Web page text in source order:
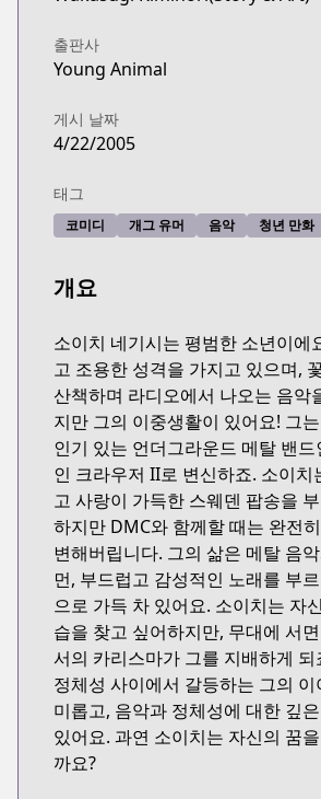
출판사
Young Animal
게시 날짜
4/22/2005
태그
코미디 개그 유머 음악 청년 만화
개요
소이치 네기시는 평범한 소년이에
고 조용한 성격을 가지고 있으며,
산책하며 라디오에서 나오는 음악
지만 그의 이중생활이 있어요! 그
인기 있는 언더그라운드 메탈 밴
인 크라우저 II로 변신하죠. 소이치
고 사랑이 가득한 스웨덴 팝송을
하지만 DMC와 함께할 때는 완전
변해버립니다. 그의 삶은 메탈 음
먼, 부드럽고 감성적인 노래를 부
으로 가득 차 있어요. 소이치는 자
습을 찾고 싶어하지만, 무대에 서
서의 카리스마가 그를 지배하게 되
정체성 사이에서 갈등하는 그의
미롭고, 음악과 정체성에 대한 깊
있어요. 과연 소이치는 자신의 꿈
까요?